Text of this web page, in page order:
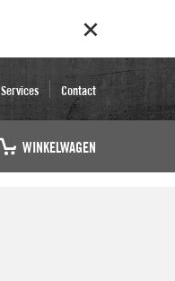
Services Contact
WINKELWAGEN